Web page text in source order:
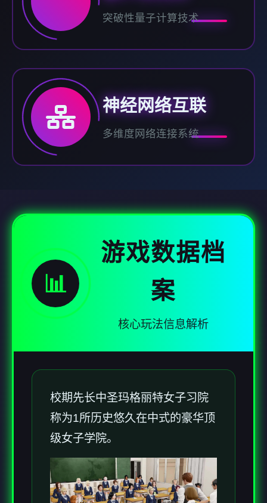
突破性量子计算技术
神经网络互联
多维度网络连接系统
📊
游戏数据档
案
核心玩法信息解析
校期先长中圣玛格丽特女子习院
称为1所历史悠久在中式的豪华顶
级女子学院。